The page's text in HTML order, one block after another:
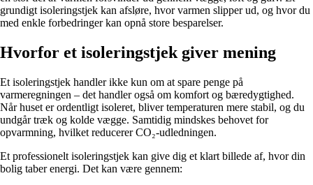
grundigt isoleringstjek kan afsløre, hvor varmen slipper ud, og hvor du
med enkle forbedringer kan opnå store besparelser.
Hvorfor et isoleringstjek giver mening
Et isoleringstjek handler ikke kun om at spare penge på
varmeregningen – det handler også om komfort og bæredygtighed.
Når huset er ordentligt isoleret, bliver temperaturen mere stabil, og du
undgår træk og kolde vægge. Samtidig mindskes behovet for
opvarmning, hvilket reducerer CO₂-udledningen.
Et professionelt isoleringstjek kan give dig et klart billede af, hvor din
bolig taber energi. Det kan være gennem: